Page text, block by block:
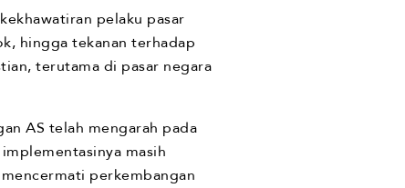
pelaku pasar
hingga tekanan terhadap
terutama di pasar negara
AS telah mengarah pada
masih
perkembangan